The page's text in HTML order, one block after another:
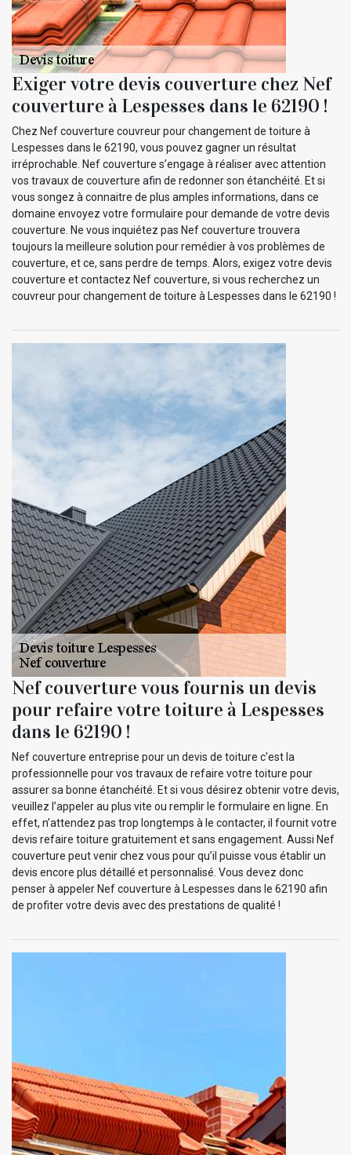
Exiger votre devis couverture chez Nef
couverture à Lespesses dans le 62190 !
Chez Nef couverture couvreur pour changement de toiture à
Lespesses dans le 62190, vous pouvez gagner un résultat
irréprochable. Nef couverture s’engage à réaliser avec attention
vos travaux de couverture afin de redonner son étanchéité. Et si
vous songez à connaitre de plus amples informations, dans ce
domaine envoyez votre formulaire pour demande de votre devis
couverture. Ne vous inquiétez pas Nef couverture trouvera
toujours la meilleure solution pour remédier à vos problèmes de
couverture, et ce, sans perdre de temps. Alors, exigez votre devis
couverture et contactez Nef couverture, si vous recherchez un
couvreur pour changement de toiture à Lespesses dans le 62190 !
Nef couverture vous fournis un devis
pour refaire votre toiture à Lespesses
dans le 62190 !
Nef couverture entreprise pour un devis de toiture c'est la
professionnelle pour vos travaux de refaire votre toiture pour
assurer sa bonne étanchéité. Et si vous désirez obtenir votre devis,
veuillez l’appeler au plus vite ou remplir le formulaire en ligne. En
effet, n’attendez pas trop longtemps à le contacter, il fournit votre
devis refaire toiture gratuitement et sans engagement. Aussi Nef
couverture peut venir chez vous pour qu’il puisse vous établir un
devis encore plus détaillé et personnalisé. Vous devez donc
penser à appeler Nef couverture à Lespesses dans le 62190 afin
de profiter votre devis avec des prestations de qualité !